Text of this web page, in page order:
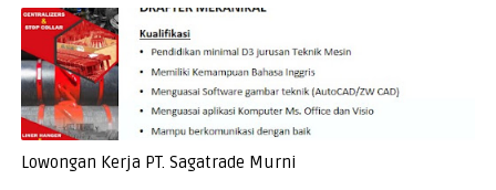
Lowongan Kerja PT. Sagatrade Murni